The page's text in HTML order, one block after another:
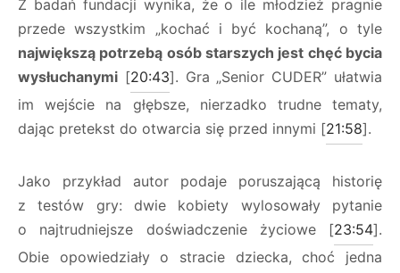
Z badań fundacji wynika, że o ile młodzież pragnie
przede wszystkim „kochać i być kochaną”, o tyle
największą potrzebą osób starszych jest chęć bycia
wysłuchanymi [20:43]. Gra „Senior CUDER” ułatwia
im wejście na głębsze, nierzadko trudne tematy,
dając pretekst do otwarcia się przed innymi [21:58].
Jako przykład autor podaje poruszającą historię
z testów gry: dwie kobiety wylosowały pytanie
o najtrudniejsze doświadczenie życiowe [23:54].
Obie opowiedziały o stracie dziecka, choć jedna